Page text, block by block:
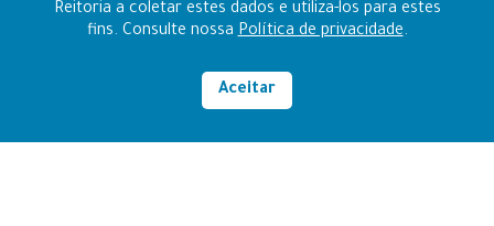
Reitoria a coletar estes dados e utiliza-los para estes
fins. Consulte nossaPolítica de privacidade.
Aceitar
Contato